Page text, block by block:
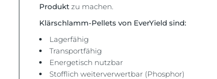
Produkt zu machen.
Klärschlamm-Pellets von EverYield sind:
Lagerfähig
Transportfähig
Energetisch nutzbar
Stofflich weiterverwertbar (Phosphor)